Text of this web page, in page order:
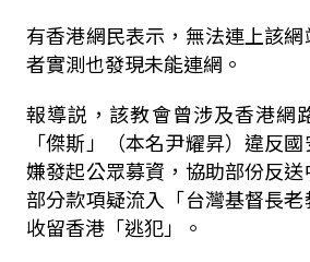
有香港網民表示，無法連上該
者實測也發現未能連網。
報導説，該教會曾涉及香港網
「傑斯」（本名尹耀昇）違反
嫌發起公眾募資，協助部份反送
部分款項疑流入「台灣基督長
收留香港「逃犯」。